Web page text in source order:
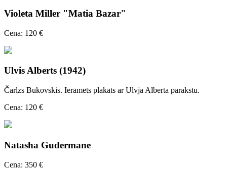
Violeta Miller "Matia Bazar"
Cena: 120 €
Ulvis Alberts (1942)
Čarlzs Bukovskis. Ierāmēts plakāts ar Ulvja Alberta parakstu.
Cena: 120 €
Natasha Gudermane
Cena: 350 €